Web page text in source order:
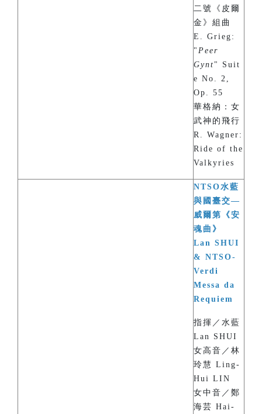
二號《皮爾
金》組曲
E. Grieg:
" Peer
Gynt " Suit
e No. 2,
Op. 55
華格納：女
武神的飛行
R. Wagner:
Ride of the
Valkyries
NTSO水藍
與國臺交—
威爾第《安
魂曲》
Lan SHUI
& NTSO-
Verdi
Messa da
Requiem
指揮／水藍
Lan SHUI
女高音／林
玲慧 Ling-
Hui LIN
女中音／鄭
海芸 Hai-